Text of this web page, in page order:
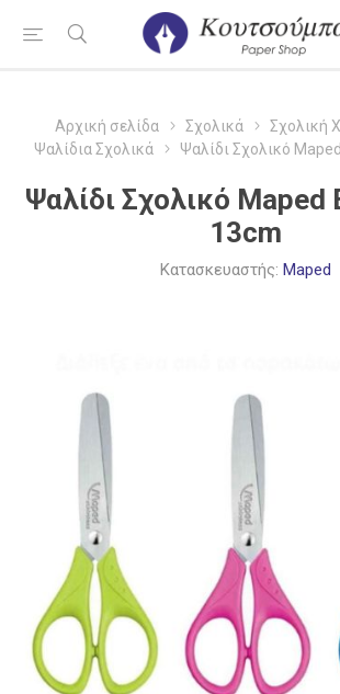
Αρχική σελίδα Σχολικά
Σχολική
Ψαλίδια Σχολικά
Ψαλίδι Σχολικό
Ψαλίδι Σχολικό Maped
13cm
Κατασκευαστής: Maped